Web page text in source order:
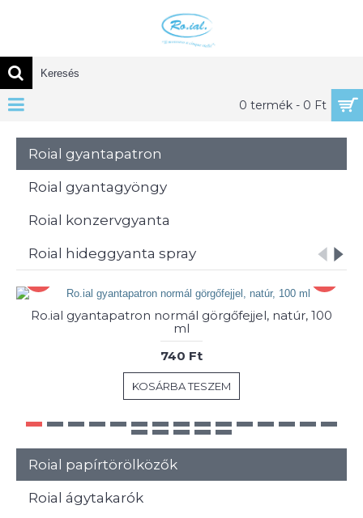
0 termék - 0 Ft
Roial gyantapatron
Roial gyantagyöngy
Roial konzervgyanta
Roial hideggyanta spray
Ro.ial gyantapatron normál görgőfejjel, natúr, 100
ml
740 Ft
KOSÁRBA TESZEM
Roial papírtörölközők
Roial ágytakarók